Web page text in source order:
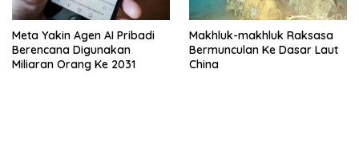
Meta Yakin Agen AI Pribadi
Berencana Digunakan
Miliaran Orang Ke 2031
Makhluk-makhluk Raksasa
Bermunculan Ke Dasar Laut
China